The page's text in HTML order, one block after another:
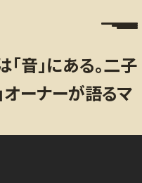
音」にある。二子
オーナーが語るマ